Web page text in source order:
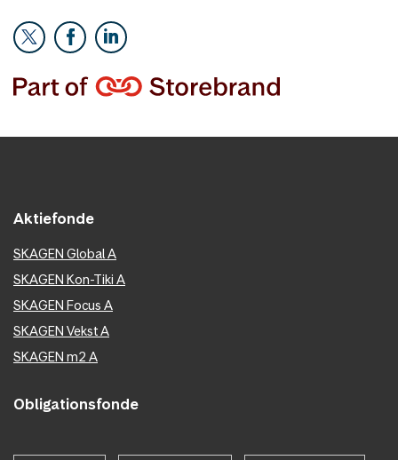
Aktiefonde
SKAGEN Global A
SKAGEN Kon-Tiki A
SKAGEN Focus A
SKAGEN Vekst A
SKAGEN m2 A
Obligationsfonde